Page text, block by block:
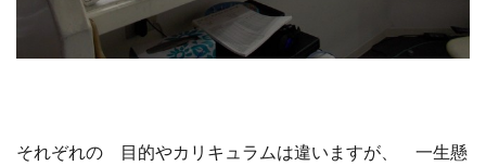
それぞれの 目的やカリキュラムは違いますが、 一生懸